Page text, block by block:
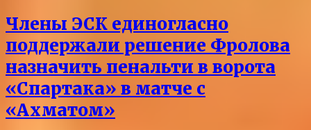
Члены ЭСК единогласно
поддержали решение Фролова
назначить пенальти в ворота
«Спартака» в матче с
«Ахматом»